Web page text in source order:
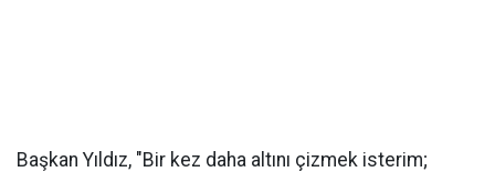
Başkan Yıldız, "Bir kez daha altını çizmek isterim;